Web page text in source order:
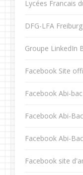
Lycées Francais
DFG-LFA
Groupe LinkedIn
Facebook Site
Facebook Abi-
Facebook Abi-
Facebook Abi-
Facebook site